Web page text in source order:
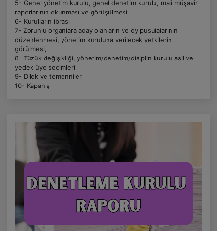
5- Genel yönetim kurulu, genel denetim kurulu, mali müşavir
raporlarının okunması ve görüşülmesi
6- Kurulların ibrası
7- Zorunlu organlara aday olanların ve oy pusulalarının
düzenlenmesi, yönetim kuruluna verilecek yetkilerin
görülmesi,
8- Tüzük değişikliği, yönetim/denetim/disiplin kurulu asil ve
yedek üye seçimleri
9- Dilek ve temenniler
10- Kapanış